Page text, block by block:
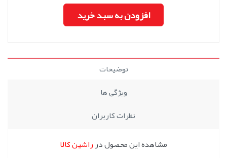
افزودن به سبد خرید
توضیحات
ویژگی ها
نظرات کاربران
مشاهده این محصول درراشین کالا